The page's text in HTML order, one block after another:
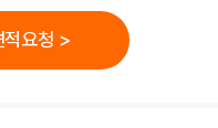
적요청 >